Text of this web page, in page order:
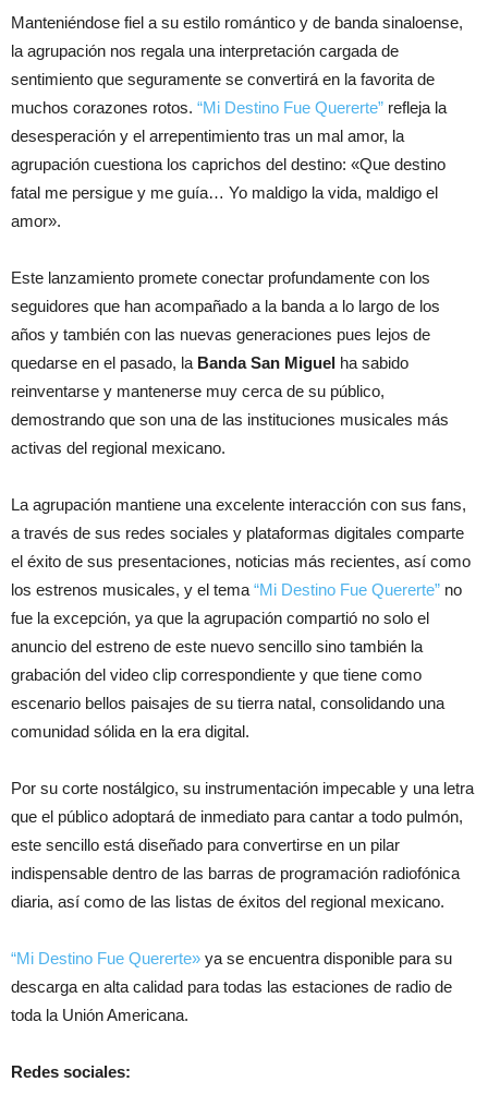
Manteniéndose fiel a su estilo romántico y de banda sinaloense,
la agrupación nos regala una interpretación cargada de
sentimiento que seguramente se convertirá en la favorita de
muchos corazones rotos. “Mi Destino Fue Quererte” refleja la
desesperación y el arrepentimiento tras un mal amor, la
agrupación cuestiona los caprichos del destino: «Que destino
fatal me persigue y me guía… Yo maldigo la vida, maldigo el
amor».
Este lanzamiento promete conectar profundamente con los
seguidores que han acompañado a la banda a lo largo de los
años y también con las nuevas generaciones pues lejos de
quedarse en el pasado, la Banda San Miguel ha sabido
reinventarse y mantenerse muy cerca de su público,
demostrando que son una de las instituciones musicales más
activas del regional mexicano.
La agrupación mantiene una excelente interacción con sus fans,
a través de sus redes sociales y plataformas digitales comparte
el éxito de sus presentaciones, noticias más recientes, así como
los estrenos musicales, y el tema “Mi Destino Fue Quererte” no
fue la excepción, ya que la agrupación compartió no solo el
anuncio del estreno de este nuevo sencillo sino también la
grabación del video clip correspondiente y que tiene como
escenario bellos paisajes de su tierra natal, consolidando una
comunidad sólida en la era digital.
Por su corte nostálgico, su instrumentación impecable y una letra
que el público adoptará de inmediato para cantar a todo pulmón,
este sencillo está diseñado para convertirse en un pilar
indispensable dentro de las barras de programación radiofónica
diaria, así como de las listas de éxitos del regional mexicano.
“Mi Destino Fue Quererte» ya se encuentra disponible para su
descarga en alta calidad para todas las estaciones de radio de
toda la Unión Americana.
Redes sociales: